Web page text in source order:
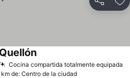
Compartir
Cocina compartida totalmente equipada
Ver precios
de: Centro de la ciudad